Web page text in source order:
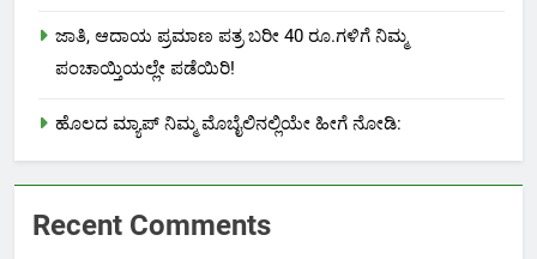
ಜಾತಿ, ಆದಾಯ ಪ್ರಮಾಣ ಪತ್ರ ಬರೀ 40 ರೂ.ಗಳಿಗೆ ನಿಮ್ಮ
ಪಂಚಾಯ್ತಿಯಲ್ಲೇ ಪಡೆಯಿರಿ!
ಹೊಲದ ಮ್ಯಾಪ್ ನಿಮ್ಮ ಮೊಬೈಲಿನಲ್ಲಿಯೇ ಹೀಗೆ ನೋಡಿ:
Recent Comments